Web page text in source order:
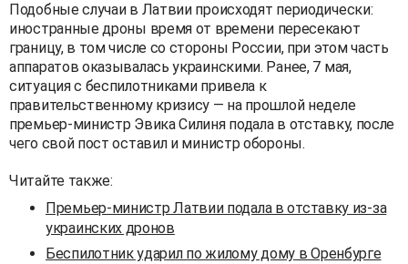
Подобные случаи в Латвии происходят периодически:
иностранные дроны время от времени пересекают
границу, в том числе со стороны России, при этом часть
аппаратов оказывалась украинскими. Ранее, 7 мая,
ситуация с беспилотниками привела к
правительственному кризису — на прошлой неделе
премьер-министр Эвика Силиня подала в отставку, после
чего свой пост оставил и министр обороны.
Читайте также:
Премьер-министр Латвии подала в отставку из-за
украинских дронов
Беспилотник ударил по жилому дому в Оренбурге